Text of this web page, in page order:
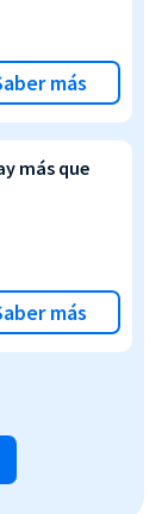
más
más que
más